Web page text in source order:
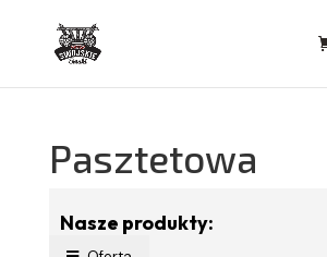
Pasztetowa
Nasze produkty: